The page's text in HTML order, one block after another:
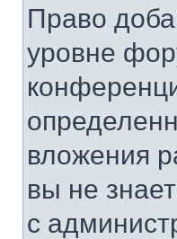
Право
уровне
вложения
вы не
с